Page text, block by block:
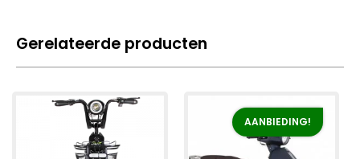
Gerelateerde producten
AANBIEDING!